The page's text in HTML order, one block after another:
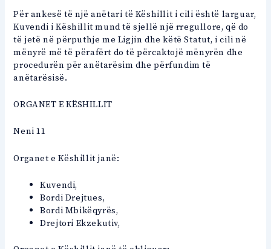
Për ankesë të një anëtari të Këshillit i cili është larguar,
Kuvendi i Këshillit mund të sjellë një rregullore, që do
të jetë në përputhje me Ligjin dhe këtë Statut, i cili në
mënyrë më të përafërt do të përcaktojë mënyrën dhe
procedurën për anëtarësim dhe përfundim të
anëtarësisë.
ORGANET E KËSHILLIT
Neni 11
Organet e Këshillit janë:
Kuvendi,
Bordi Drejtues,
Bordi Mbikëqyrës,
Drejtori Ekzekutiv,